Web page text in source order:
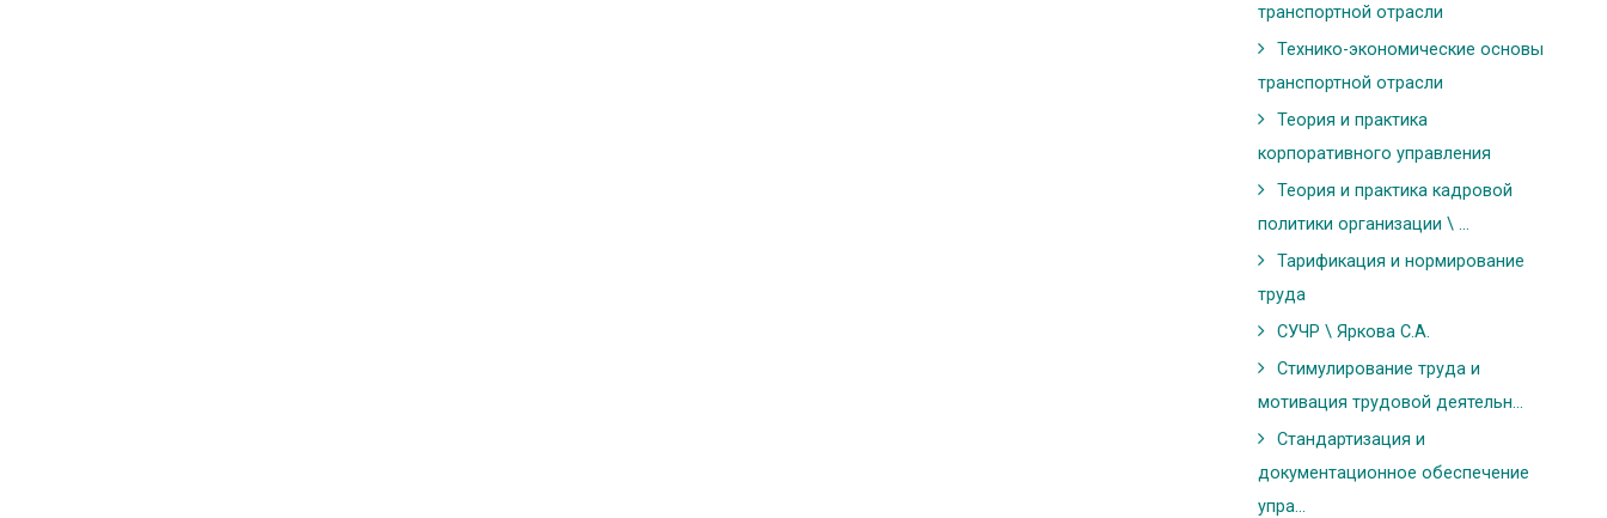
транспортной отрасли
Технико-экономические основы
транспортной отрасли
Теория и практика
корпоративного управления
Теория и практика кадровой
политики организации \ ...
Тарификация и нормирование
труда
СУЧР \ Яркова С.А.
Стимулирование труда и
мотивация трудовой деятельн...
Стандартизация и
документационное обеспечение
упра...